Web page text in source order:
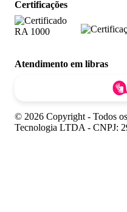
Certificações
Atendimento em libras
© 2026 Copyright - Todos
Tecnologia LTDA - CNPJ: